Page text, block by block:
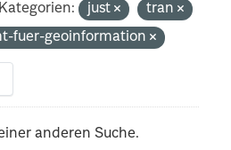
Kategorien: just
tran
fuer-geoinformation
anderen Suche.